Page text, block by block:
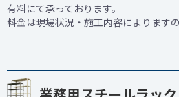
有料にて承っております。
料金は現場状況・施工内容によります